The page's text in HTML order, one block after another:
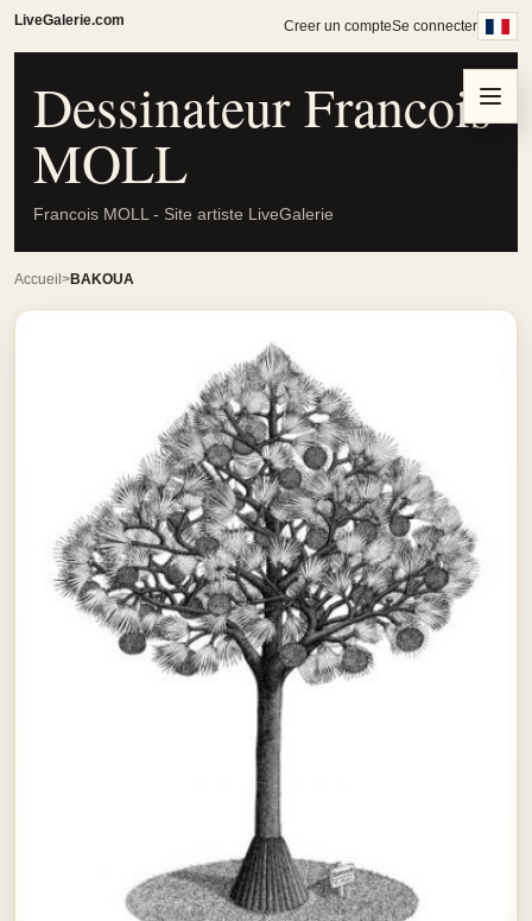
LiveGalerie.com Creer un compteSe connecter
Dessinateur Francois
MOLL
Francois MOLL - Site artiste LiveGalerie
Menu
Accueil BAKOUA